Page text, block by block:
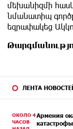
ЛЕНТА
ОКОЛО 4
ЧАСОВ
Армения
մեխանիզմի
նմանատիպ
եզրափակեց